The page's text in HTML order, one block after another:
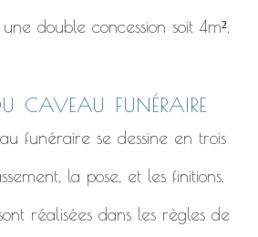
double concession soit 4m².
caveau funéraire
funéraire se dessine en trois
la pose, et les finitions.
réalisées dans les règles de